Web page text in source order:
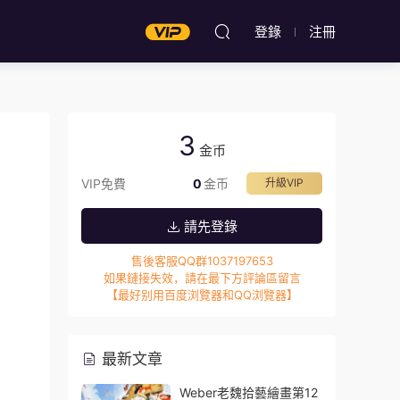
登錄 注冊
3 金币
VIP免費 升級VIP
0金币
請先登錄
售後客服QQ群1037197653
如果鏈接失效，請在最下方評論區留言
【最好别用百度浏覽器和QQ浏覽器】
最新文章
Weber老魏拾藝繪畫第12